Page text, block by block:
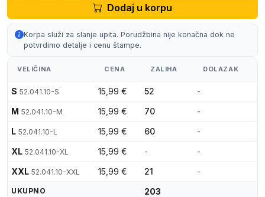
Dodaj u korpu
Korpa služi za slanje upita. Porudžbina nije konačna dok ne
potvrdimo detalje i cenu štampe.
VELIČINA CENA ZALIHA DOLAZAK
S 52.041.10-S 15,99 € 52
-
M 52.041.10-M 15,99 € 70
-
L 52.041.10-L 15,99 € 60
-
XL 52.041.10-XL 15,99 € -
-
XXL 52.041.10-XXL 15,99 € 21 -
UKUPNO 203